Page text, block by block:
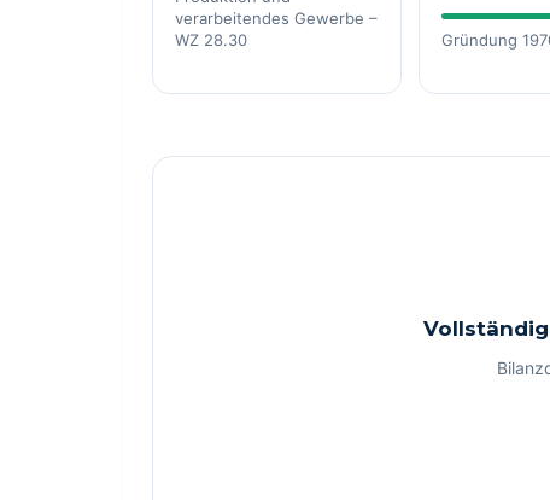
verarbeitendes Gewerbe –
WZ 28.30
Gründung